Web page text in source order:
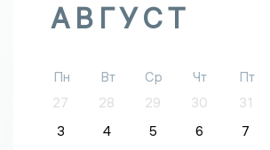
АВГУСТ
Пн Вт Ср Чт Пт
27
28 29 30 31
3
4 5 6 7